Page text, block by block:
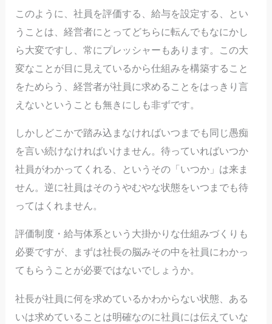
このように、社員を評価する、給与を設定する、とい
うことは、経営者にとってどちらに転んでもなにかし
ら大変ですし、常にプレッシャーもあります。この大
変なことが目に見えているから仕組みを構築すること
をためらう、経営者が社員に求めることをはっきり言
えないということも無きにしも非ずです。
しかしどこかで踏み込まなければいつまでも同じ愚痴
を言い続けなければいけません。待っていればいつか
社員がわかってくれる、というその「いつか」は来ま
せん。逆に社員はそのうやむやな状態をいつまでも待
ってはくれません。
評価制度・給与体系という大掛かりな仕組みづくりも
必要ですが、まずは社長の脳みその中を社員にわかっ
てもらうことが必要ではないでしょうか。
社長が社員に何を求めているかわからない状態、ある
いは求めていることは明確なのに社員には伝えていな